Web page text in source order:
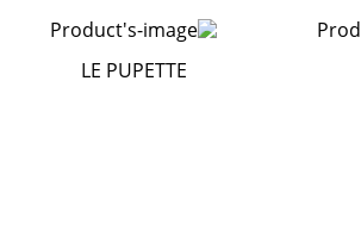
LE PUPETTE